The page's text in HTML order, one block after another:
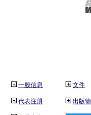
一般信息
代表注册
文件
出版物